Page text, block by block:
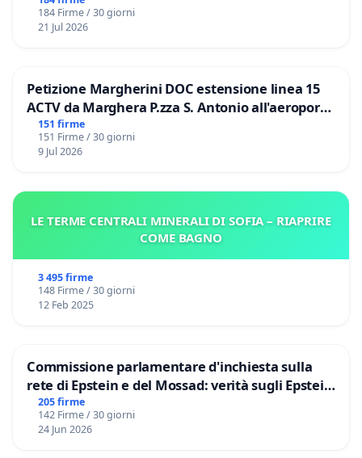
184 Firme / 30 giorni
21 Jul 2026
Petizione Margherini DOC estensione linea 15
ACTV da Marghera P.zza S. Antonio all'aeroporto
Marco Polo tariffa a € 1,50
151 firme
151 Firme / 30 giorni
9 Jul 2026
LE TERME CENTRALI MINERALI DI SOFIA – RIAPRIRE
COME BAGNO
3 495 firme
148 Firme / 30 giorni
12 Feb 2025
Commissione parlamentare d'inchiesta sulla
rete di Epstein e del Mossad: verità sugli Epstein
Files
205 firme
142 Firme / 30 giorni
24 Jun 2026